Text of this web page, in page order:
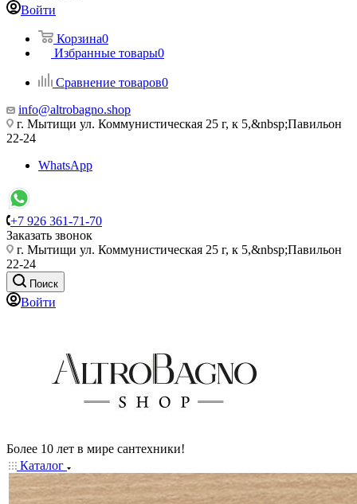
Войти
Корзина0
Избранные товары0
Сравнение товаров0
info@altrobagno.shop
г. Мытищи ул. Коммунистическая 25 г, к 5,&nbsp;Павильон
22-24
WhatsApp
+7 926 361-71-70
Заказать звонок
г. Мытищи ул. Коммунистическая 25 г, к 5,&nbsp;Павильон
22-24
Поиск
Войти
Более 10 лет в мире сантехники!
Каталог